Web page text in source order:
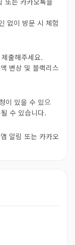
없이 방문 시 체험
출해주세요.
변상 및 블랙리스
이 있을 수 있으
수 있습니다.
알림 또는 카카오